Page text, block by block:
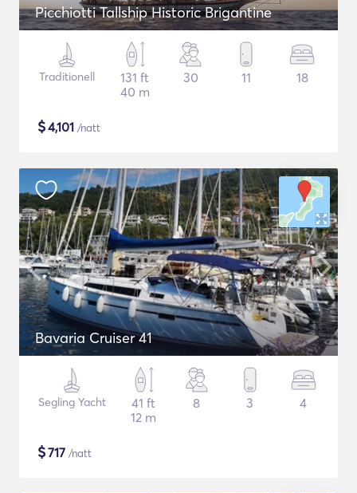
Picchiotti Tallship Historic Brigantine
Traditionell
131 ft
40 m
30 11 18
$4,101 /natt
Bavaria Cruiser 41
Segling Yacht
41 ft
12 m
8 3 4
$717 /natt